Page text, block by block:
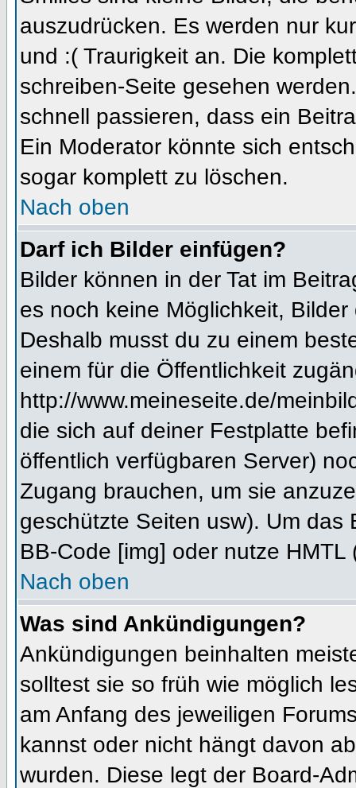
auszudrücken. Es werden nur
und :( Traurigkeit an. Die
schreiben-Seite gesehen
schnell passieren, dass ein
Ein Moderator könnte sich
sogar komplett zu löschen.
Nach oben
Darf ich Bilder einfügen?
Bilder können in der Tat im
es noch keine Möglichkeit,
Deshalb musst du zu einem
einem für die Öffentlichkeit
http://www.meineseite.de/
die sich auf deiner Festplatte
öffentlich verfügbaren Server)
Zugang brauchen, um sie
geschützte Seiten usw). Um
BB-Code [img] oder nutze HMTL
Nach oben
Was sind Ankündigungen?
Ankündigungen beinhalten
solltest sie so früh wie möglich
am Anfang des jeweiligen
kannst oder nicht hängt davon
wurden. Diese legt der Board-